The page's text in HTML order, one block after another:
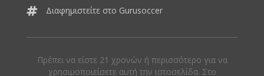
Διαφημιστείτε στο Gurusoccer
Πρέπει να είστε 21 χρονών ή περισσότερο για να
χρησιμοποιείσετε αυτή την ιστοσελίδα. Στο